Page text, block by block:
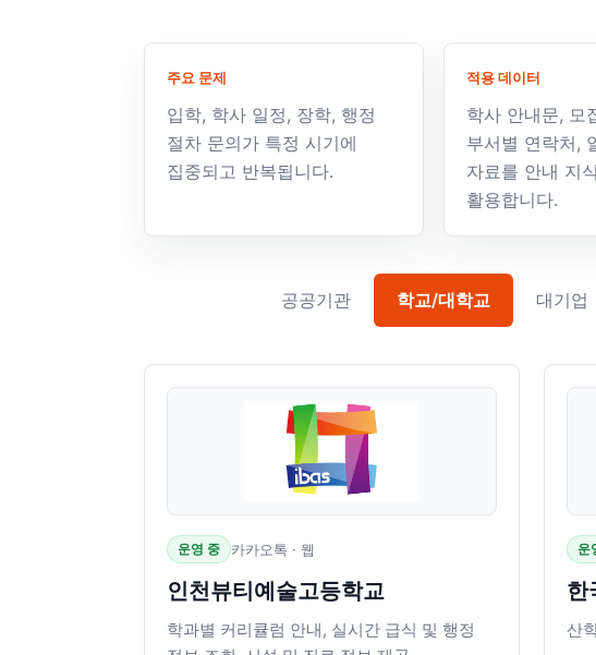
주요 문제
입학, 학사 일정, 장학, 행정
절차 문의가 특정 시기에
집중되고 반복됩니다.
적용 데이터
학사 안내문, 모
부서별 연락처,
자료를 안내 지
활용합니다.
공공기관 학교/대학교 대기업
운영 중 카카오톡 · 웹
인천뷰티예술고등학교
학과별 커리큘럼 안내, 실시간 급식 및 행정
운
한
산